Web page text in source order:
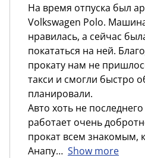
На время отпуска был
Volkswagen Polo.
нравилась, а сейчас
покататься на ней.
прокату нам не
такси и смогли быстро
планировали.
Авто хоть не
работает очень
прокат всем знакомым,
Анапу
Show more